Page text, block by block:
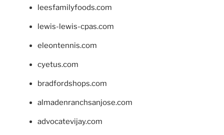
leesfamilyfoods.com
lewis-lewis-cpas.com
eleontennis.com
cyetus.com
bradfordshops.com
almadenranchsanjose.com
advocatevijay.com